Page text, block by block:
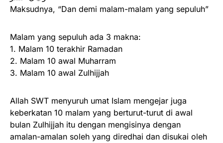
Maksudnya, “Dan demi malam-malam yang sepuluh”
Malam yang sepuluh ada 3 makna:
1. Malam 10 terakhir Ramadan
2. Malam 10 awal Muharram
3. Malam 10 awal Zulhijjah
Allah SWT menyuruh umat Islam mengejar juga
keberkatan 10 malam yang berturut-turut di awal
bulan Zulhijjah itu dengan mengisinya dengan
amalan-amalan soleh yang diredhai dan disukai oleh